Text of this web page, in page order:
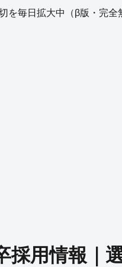
を毎日拡大中（β版・完全
採用情報｜